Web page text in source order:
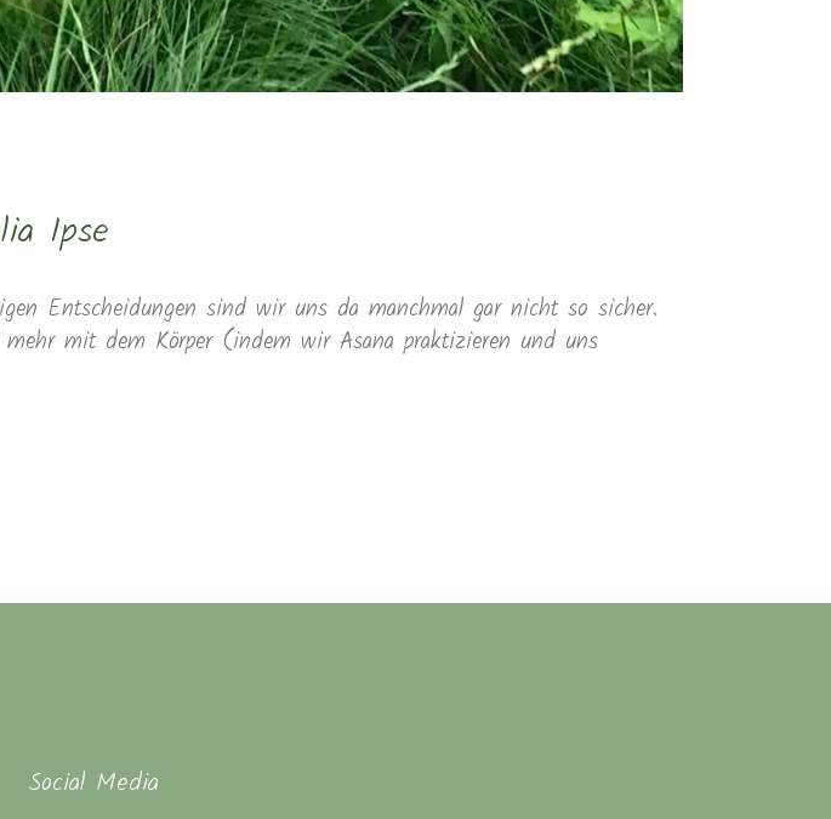
Ipse
Entscheidungen sind wir uns da manchmal gar nicht so sicher.
mit dem Körper (indem wir Asana praktizieren und uns
Social Media